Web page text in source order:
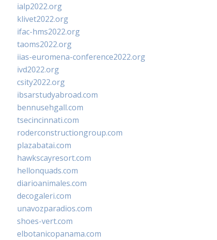
ialp2022.org
klivet2022.org
ifac-hms2022.org
taoms2022.org
iias-euromena-conference2022.org
ivd2022.org
csity2022.org
ibsarstudyabroad.com
bennusehgall.com
tsecincinnati.com
roderconstructiongroup.com
plazabatai.com
hawkscayresort.com
hellonquads.com
diarioanimales.com
decogaleri.com
unavozparadios.com
shoes-vert.com
elbotanicopanama.com